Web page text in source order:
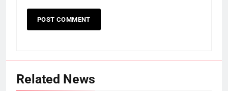
Related News